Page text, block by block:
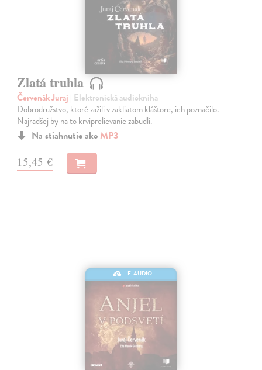
Zlatá truhla
Červenák Juraj | Elektronická audiokniha
Dobrodružstvo, ktoré zažili v zakliatom kláštore, ich poznačilo.
Najradšej by na to krviprelievanie zabudli.
Na stiahnutie ako MP3
15,45 €
E-AUDIO